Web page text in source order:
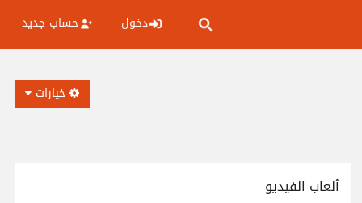
دخول حساب جديد
خيارات
ألعاب الفيديو